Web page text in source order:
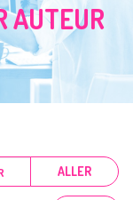
AUTEUR
ALLER